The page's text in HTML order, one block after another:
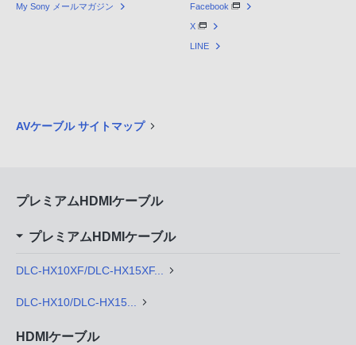
My Sony メールマガジン Facebook
X
LINE
AVケーブル サイトマップ
プレミアムHDMIケーブル
プレミアムHDMIケーブル
DLC-HX10XF/DLC-HX15XF...
DLC-HX10/DLC-HX15...
HDMIケーブル